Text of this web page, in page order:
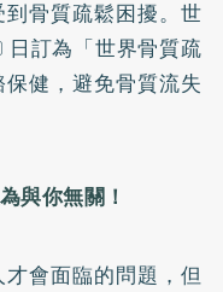
骨質疏鬆困擾。世
訂為「世界骨質疏
健，避免骨質流失
與你無關！
會面臨的問題，但